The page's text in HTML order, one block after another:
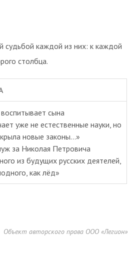
судьбой каждой из них: к каждой
столбца.
сына
уже не естественные науки, но
новые законы...»
за Николая Петровича
из будущих русских деятелей,
как лёд»
Объект авторского права ООО «Легион»